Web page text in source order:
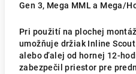
Gen 3, Mega MML a Mega/
Pri použití na plochej
umožňuje držiak Inline
alebo ďalej od hornej 12-
zabezpečil priestor pre